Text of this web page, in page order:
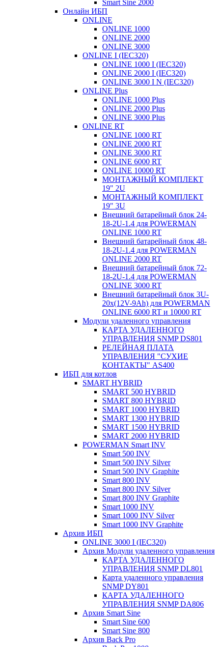
Smart Sine 2000
Онлайн ИБП
ONLINE
ONLINE 1000
ONLINE 2000
ONLINE 3000
ONLINE I (IEC320)
ONLINE 1000 I (IEC320)
ONLINE 2000 I (IEC320)
ONLINE 3000 I N (IEC320)
ONLINE Plus
ONLINE 1000 Plus
ONLINE 2000 Plus
ONLINE 3000 Plus
ONLINE RT
ONLINE 1000 RT
ONLINE 2000 RT
ONLINE 3000 RT
ONLINE 6000 RT
ONLINE 10000 RT
МОНТАЖНЫЙ КОМПЛЕКТ
19" 2U
МОНТАЖНЫЙ КОМПЛЕКТ
19" 3U
Внешний батарейный блок 24-
18-2U-1.4 для POWERMAN
ONLINE 1000 RT
Внешний батарейный блок 48-
18-2U-1.4 для POWERMAN
ONLINE 2000 RT
Внешний батарейный блок 72-
18-2U-1.4 для POWERMAN
ONLINE 3000 RT
Внешний батарейный блок 3U-
20x(12V-9Ah) для POWERMAN
ONLINE 6000 RT и 10000 RT
Модули удаленного управления
КАРТА УДАЛЕННОГО
УПРАВЛЕНИЯ SNMP DS801
РЕЛЕЙНАЯ ПЛАТА
УПРАВЛЕНИЯ "СУХИЕ
КОНТАКТЫ" AS400
ИБП для котлов
SMART HYBRID
SMART 500 HYBRID
SMART 800 HYBRID
SMART 1000 HYBRID
SMART 1300 HYBRID
SMART 1500 HYBRID
SMART 2000 HYBRID
POWERMAN Smart INV
Smart 500 INV
Smart 500 INV Silver
Smart 500 INV Graphite
Smart 800 INV
Smart 800 INV Silver
Smart 800 INV Graphite
Smart 1000 INV
Smart 1000 INV Silver
Smart 1000 INV Graphite
Архив ИБП
ONLINE 3000 I (IEC320)
Архив Модули удаленного управления
КАРТА УДАЛЕННОГО
УПРАВЛЕНИЯ SNMP DL801
Карта удаленного управления
SNMP DY801
КАРТА УДАЛЕННОГО
УПРАВЛЕНИЯ SNMP DА806
Архив Smart Sine
Smart Sine 600
Smart Sine 800
Архив Back Pro